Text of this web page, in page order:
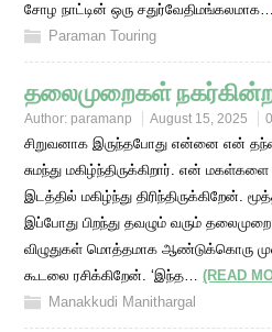
சோழ நாட்டின் ஒரு
Paraman Touring
தலைமுறைகள்
Author: paramanp August 15, 2025
சிறுவனாக இருந்தபோது என்னை என்
சுமந்து மகிழ்ந்திருக்கிறார். என்
இடத்தில் மகிழ்ந்து
இப்போது பிறந்து தவழும் வரும்
விழுதுகள் மொத்தமாக ஆண்டுக்கொரு
கூடலை ரசிக்கிறேன். ‘இந்த…(READ
Manakkudi Manithargal